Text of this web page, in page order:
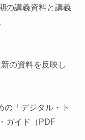
の講義資料と講義
の資料を反映し
の「デジタル・ト
ガイド（PDF